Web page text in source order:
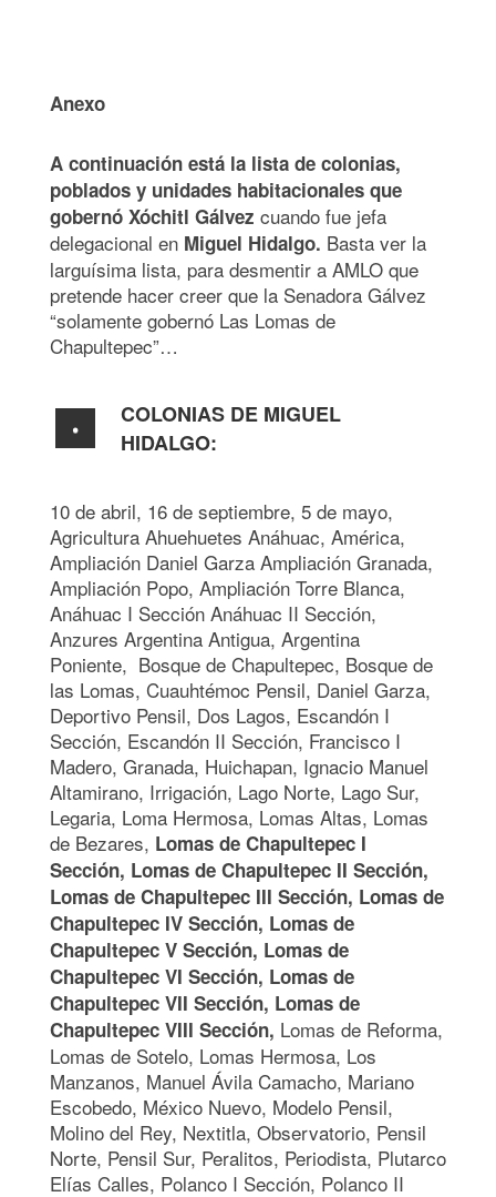
Anexo
A continuación está la lista de colonias,
poblados y unidades habitacionales que
gobernó Xóchitl Gálvez cuando fue jefa
delegacional en Miguel Hidalgo. Basta ver la
larguísima lista, para desmentir a AMLO que
pretende hacer creer que la Senadora Gálvez
“solamente gobernó Las Lomas de
Chapultepec”…
COLONIAS DE MIGUEL
HIDALGO:
10 de abril, 16 de septiembre, 5 de mayo,
Agricultura Ahuehuetes Anáhuac, América,
Ampliación Daniel Garza Ampliación Granada,
Ampliación Popo, Ampliación Torre Blanca,
Anáhuac I Sección Anáhuac II Sección,
Anzures Argentina Antigua, Argentina
Poniente, Bosque de Chapultepec, Bosque de
las Lomas, Cuauhtémoc Pensil, Daniel Garza,
Deportivo Pensil, Dos Lagos, Escandón I
Sección, Escandón II Sección, Francisco I
Madero, Granada, Huichapan, Ignacio Manuel
Altamirano, Irrigación, Lago Norte, Lago Sur,
Legaria, Loma Hermosa, Lomas Altas, Lomas
de Bezares, Lomas de Chapultepec I
Sección, Lomas de Chapultepec II Sección,
Lomas de Chapultepec III Sección, Lomas de
Chapultepec IV Sección, Lomas de
Chapultepec V Sección, Lomas de
Chapultepec VI Sección, Lomas de
Chapultepec VII Sección, Lomas de
Chapultepec VIII Sección, Lomas de Reforma,
Lomas de Sotelo, Lomas Hermosa, Los
Manzanos, Manuel Ávila Camacho, Mariano
Escobedo, México Nuevo, Modelo Pensil,
Molino del Rey, Nextitla, Observatorio, Pensil
Norte, Pensil Sur, Peralitos, Periodista, Plutarco
Elías Calles, Polanco I Sección, Polanco II